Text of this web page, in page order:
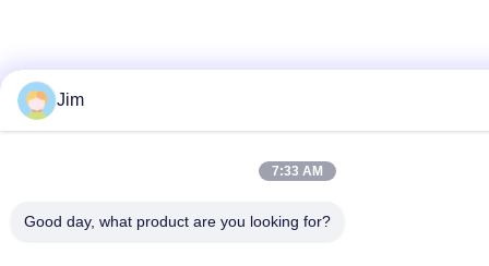
Jim
7:33 AM
Good day, what product are you looking for?